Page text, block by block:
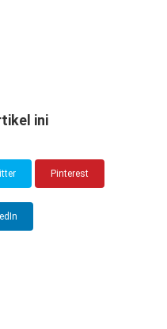
ini
Pinterest